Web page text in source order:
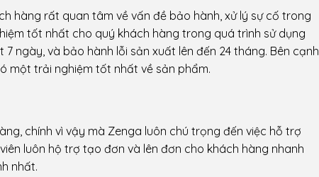
hàng rất quan tâm về vấn đề bảo hành, xử lý sự cố trong
tốt nhất cho quý khách hàng trong quá trình sử dụng
ngày, và bảo hành lỗi sản xuất lên đến 24 tháng. Bên cạnh
một trải nghiệm tốt nhất về sản phẩm.
chính vì vậy mà Zenga luôn chú trọng đến việc hỗ trợ
luôn hộ trợ tạo đơn và lên đơn cho khách hàng nhanh
nhất.